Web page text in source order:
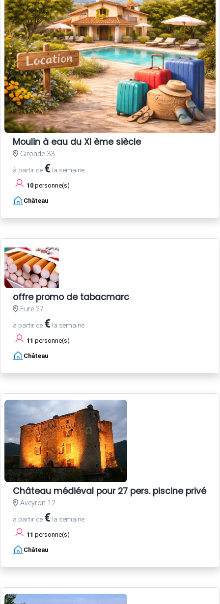
Moulin à eau du XI ème siècle
Gironde 33
à partir de € la semaine
10 personne(s)
Château
offre promo de tabacmarc
Eure 27
à partir de € la semaine
11 personne(s)
Château
Château médiéval pour 27 pers. piscine privée
Aveyron 12
à partir de € la semaine
11 personne(s)
Château